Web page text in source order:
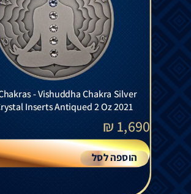
- Vishuddha Chakra Silver
Inserts Antiqued 2 Oz 2021
1,690
₪
הוספה לסל